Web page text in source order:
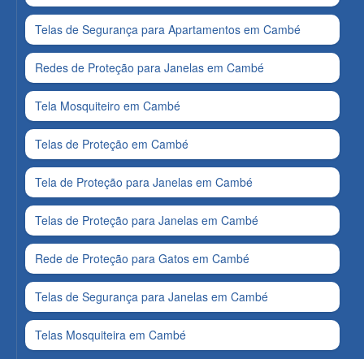
Telas de Segurança para Apartamentos em Cambé
Redes de Proteção para Janelas em Cambé
Tela Mosquiteiro em Cambé
Telas de Proteção em Cambé
Tela de Proteção para Janelas em Cambé
Telas de Proteção para Janelas em Cambé
Rede de Proteção para Gatos em Cambé
Telas de Segurança para Janelas em Cambé
Telas Mosquiteira em Cambé